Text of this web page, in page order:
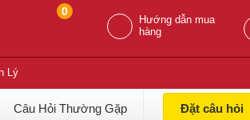
0
Hướng dẫn mua
hàng
Lý
Câu Hỏi Thường Gặp Đặt câu hỏi